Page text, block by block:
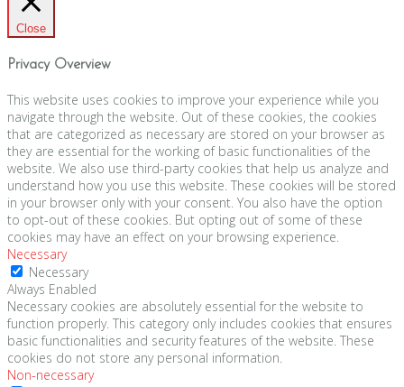
Close
Privacy Overview
This website uses cookies to improve your experience while you
navigate through the website. Out of these cookies, the cookies
that are categorized as necessary are stored on your browser as
they are essential for the working of basic functionalities of the
website. We also use third-party cookies that help us analyze and
understand how you use this website. These cookies will be stored
in your browser only with your consent. You also have the option
to opt-out of these cookies. But opting out of some of these
cookies may have an effect on your browsing experience.
Necessary
Necessary
Always Enabled
Necessary cookies are absolutely essential for the website to
function properly. This category only includes cookies that ensures
basic functionalities and security features of the website. These
cookies do not store any personal information.
Non-necessary